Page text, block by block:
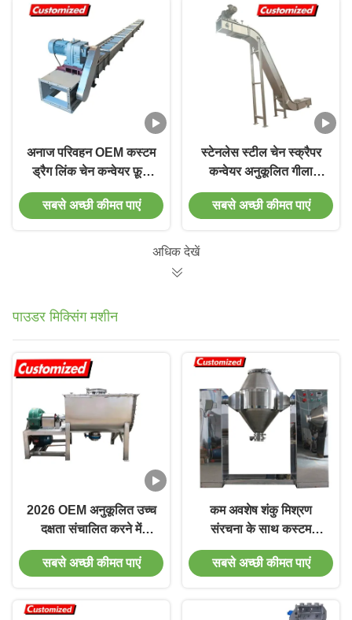
अनाज परिवहन OEM कस्टम
ड्रैग लिंक चेन कन्वेयर फ़ूड
पाउडर या गोली के लिए
सबसे अच्छी कीमत पाएं
स्टेनलेस स्टील चेन स्क्रैपर
कन्वेयर अनुकूलित गीला
स्क्रैपर कन्वेयर
सबसे अच्छी कीमत पाएं
अधिक देखें
पाउडर मिक्सिंग मशीन
2026 OEM अनुकूलित उच्च
दक्षता संचालित करने में
आसान क्षैतिज रिबन ब्लेंडर
पाउडर मिक्सर
सबसे अच्छी कीमत पाएं
कम अवशेष शंकु मिश्रण
संरचना के साथ कस्टम
स्टेनलेस स्टील डबल शंकु
मिक्सर। रासायनिक, खाद्य
दानेदार सामग्री के समान
सबसे अच्छी कीमत पाएं